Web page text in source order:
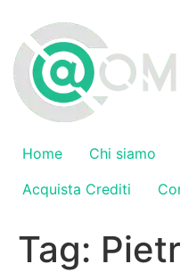
contenuto
Home Chi siamo
Acquista Crediti
Tag: